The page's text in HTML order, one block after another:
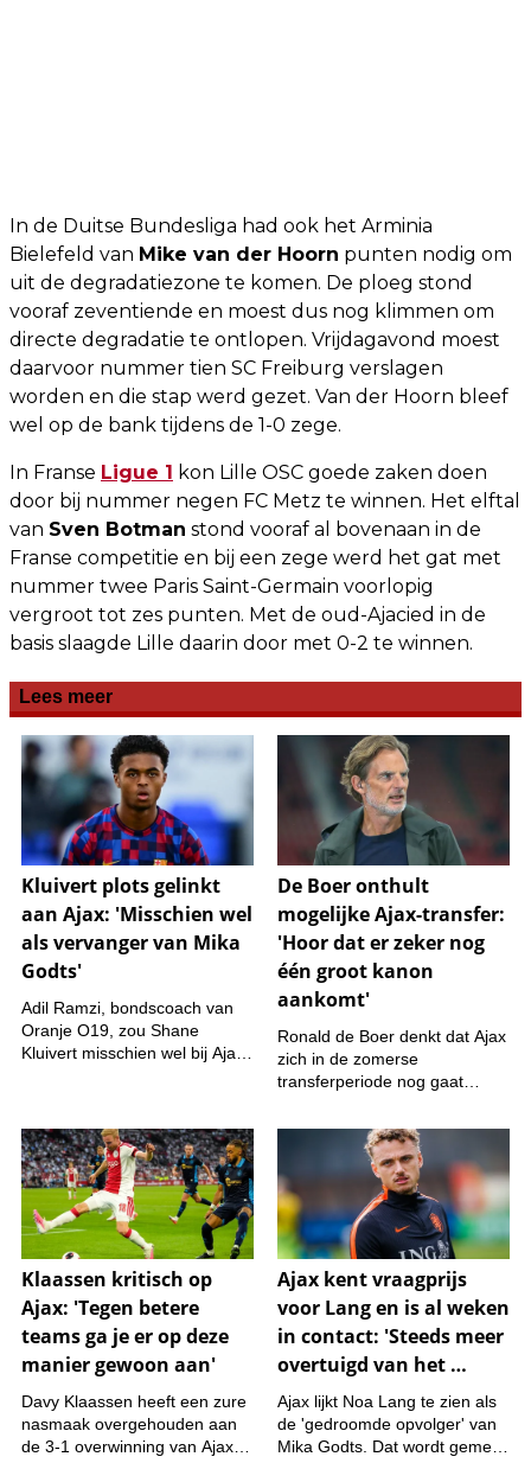
In de Duitse Bundesliga had ook het Arminia
Bielefeld van Mike van der Hoorn punten nodig om
uit de degradatiezone te komen. De ploeg stond
vooraf zeventiende en moest dus nog klimmen om
directe degradatie te ontlopen. Vrijdagavond moest
daarvoor nummer tien SC Freiburg verslagen
worden en die stap werd gezet. Van der Hoorn bleef
wel op de bank tijdens de 1-0 zege.
In Franse Ligue 1 kon Lille OSC goede zaken doen
door bij nummer negen FC Metz te winnen. Het elftal
van Sven Botman stond vooraf al bovenaan in de
Franse competitie en bij een zege werd het gat met
nummer twee Paris Saint-Germain voorlopig
vergroot tot zes punten. Met de oud-Ajacied in de
basis slaagde Lille daarin door met 0-2 te winnen.